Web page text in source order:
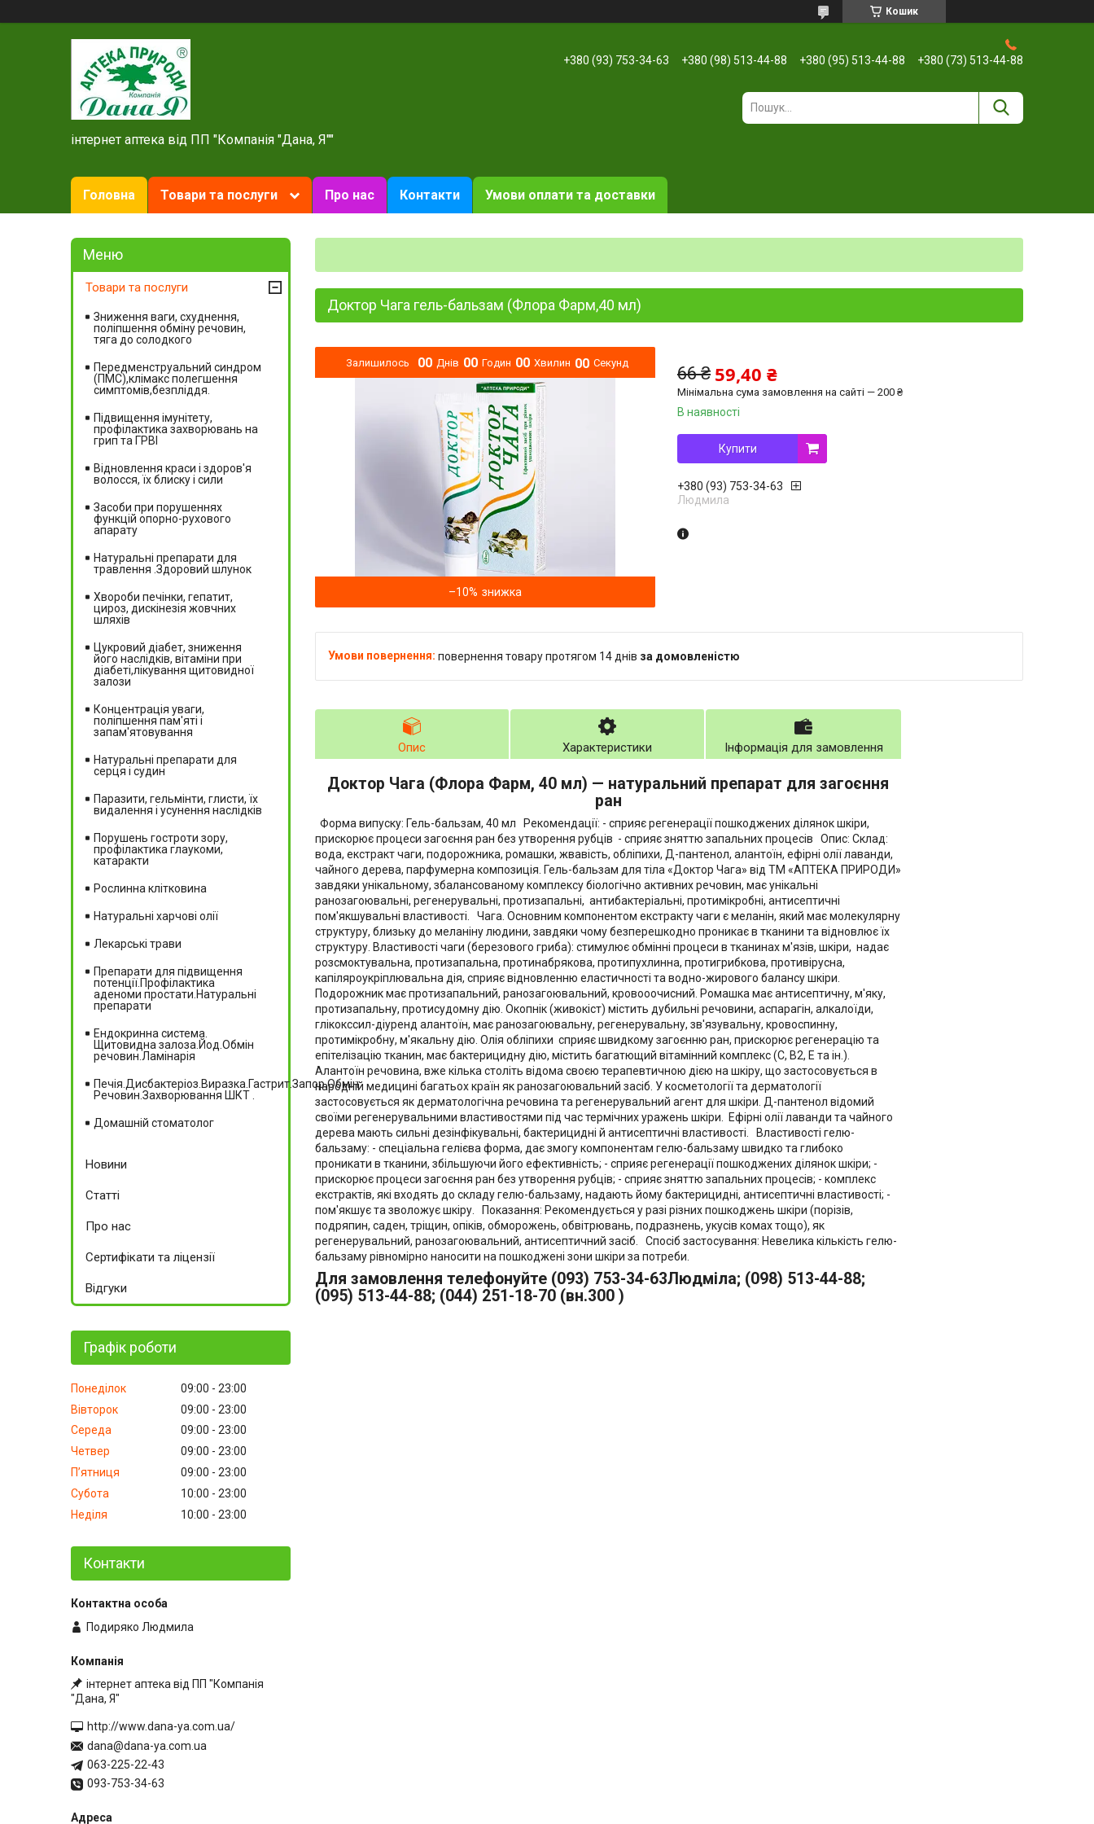
Кошик
інтернет аптека від ПП "Компанія "Дана, Я""
+380 (93) 753-34-63 +380 (98) 513-44-88 +380 (95) 513-44-88 +380 (73) 513-44-88
Головна Товари та послуги Про нас Контакти Умови оплати та доставки
Доктор Чага гель-бальзам (Флора Фарм,40 мл)
Залишилось 00 Днів 00 Годин 00 Хвилин 00 Секунд
–10%
66 ₴ 59,40 ₴
Мінімальна сума замовлення на сайті — 200 ₴
В наявності
Купити
+380 (93) 753-34-63
Людмила
повернення товару протягом 14 днів за домовленістю
Опис Характеристики Інформація для замовлення
Доктор Чага (Флора Фарм, 40 мл) — натуральний препарат для загоєння
ран
Форма випуску: Гель-бальзам, 40 мл Рекомендації: - сприяє регенерації пошкоджених ділянок шкіри,
прискорює процеси загоєння ран без утворення рубців - сприяє зняттю запальних процесів Опис: Склад:
вода, екстракт чаги, подорожника, ромашки, жвавість, обліпихи, Д-пантенол, алантоїн, ефірні олії лаванди,
чайного дерева, парфумерна композиція. Гель-бальзам для тіла «Доктор Чага» від ТМ «АПТЕКА ПРИРОДИ»
завдяки унікальному, збалансованому комплексу біологічно активних речовин, має унікальні
ранозагоювальні, регенерувальні, протизапальні, антибактеріальні, протимікробні, антисептичні
пом'якшувальні властивості. Чага. Основним компонентом екстракту чаги є меланін, який має молекулярну
структуру, близьку до меланіну людини, завдяки чому безперешкодно проникає в тканини та відновлює їх
структуру. Властивості чаги (березового гриба): стимулює обмінні процеси в тканинах м'язів, шкіри, надає
розсмоктувальна, протизапальна, протинабрякова, протипухлинна, протигрибкова, противірусна,
капіляроукріплювальна дія, сприяє відновленню еластичності та водно-жирового балансу шкіри.
Подорожник має протизапальний, ранозагоювальний, кровооочисний. Ромашка має антисептичну, м'яку,
протизапальну, протисудомну дію. Окопнік (живокіст) містить дубильні речовини, аспарагін, алкалоїди,
глікокссил-діуренд алантоїн, має ранозагоювальну, регенерувальну, зв'язувальну, кровоспинну,
протимікробну, м'якальну дію. Олія обліпихи сприяє швидкому загоєнню ран, прискорює регенерацію та
епітелізацію тканин, має бактерицидну дію, містить багатющий вітамінний комплекс (С, В2, Е та ін.).
Алантоїн речовина, вже кілька століть відома своєю терапевтичною дією на шкіру, що застосовується в
народній медицині багатьох країн як ранозагоювальний засіб. У косметології та дерматології
застосовується як дерматологічна речовина та регенерувальний агент для шкіри. Д-пантенол відомий
своїми регенерувальними властивостями під час термічних уражень шкіри. Ефірні олії лаванди та чайного
дерева мають сильні дезінфікувальні, бактерицидні й антисептичні властивості. Властивості гелю-
бальзаму: - спеціальна гелієва форма, дає змогу компонентам гелю-бальзаму швидко та глибоко
проникати в тканини, збільшуючи його ефективність; - сприяє регенерації пошкоджених ділянок шкіри; -
прискорює процеси загоєння ран без утворення рубців; - сприяє зняттю запальних процесів; - комплекс
екстрактів, які входять до складу гелю-бальзаму, надають йому бактерицидні, антисептичні властивості; -
пом'якшує та зволожує шкіру. Показання: Рекомендується у разі різних пошкоджень шкіри (порізів,
подряпин, саден, тріщин, опіків, обморожень, обвітрювань, подразнень, укусів комах тощо), як
регенерувальний, ранозагоювальний, антисептичний засіб. Спосіб застосування: Невелика кількість гелю-
бальзаму рівномірно наносити на пошкоджені зони шкіри за потреби.
Для замовлення телефонуйте (093) 753-34-63Людміла; (098) 513-44-88;
(095) 513-44-88; (044) 251-18-70 (вн.300 )
Товари та послуги
Зниження ваги, схуднення,
поліпшення обміну речовин,
тяга до солодкого
Передменструальний синдром
(ПМС),клімакс полегшення
симптомів,безпліддя.
Підвищення імунітету,
профілактика захворювань на
грип та ГРВІ
Відновлення краси і здоров'я
волосся, їх блиску і сили
Засоби при порушеннях
функцій опорно-рухового
апарату
Натуральні препарати для
травлення .Здоровий шлунок
Хвороби печінки, гепатит,
цироз, дискінезія жовчних
шляхів
Цукровий діабет, зниження
його наслідків, вітаміни при
діабеті,лікування щитовидної
залози
Концентрація уваги,
поліпшення пам'яті і
запам'ятовування
Натуральні препарати для
серця і судин
Паразити, гельмінти, глисти, їх
видалення і усунення наслідків
Порушень гостроти зору,
профілактика глаукоми,
катаракти
Рослинна клітковина
Натуральні харчові олії
Лекарські трави
Препарати для підвищення
потенції.Профілактика
аденоми простати.Натуральні
препарати
Ендокринна система.
Щитовидна залоза.Йод.Обмін
речовин.Ламінарія
Печія.Дисбактеріоз.Виразка.Гастрит.Запор.Обмін
Речовин.Захворювання ШКТ .
Домашній стоматолог
Новини
Статті
Про нас
Сертифікати та ліцензії
Відгуки
Графік роботи
Понеділок 09:00
23:00
Вівторок
09:00
23:00
Середа
09:00
23:00
Четвер
09:00
23:00
Пʼятниця
09:00
23:00
Субота
10:00
23:00
Неділя
10:00 23:00
Контакти
Подиряко Людмила
інтернет аптека від ПП "Компанія
"Дана, Я"
http://www.dana-ya.com.ua/
dana@dana-ya.com.ua
063-225-22-43
093-753-34-63